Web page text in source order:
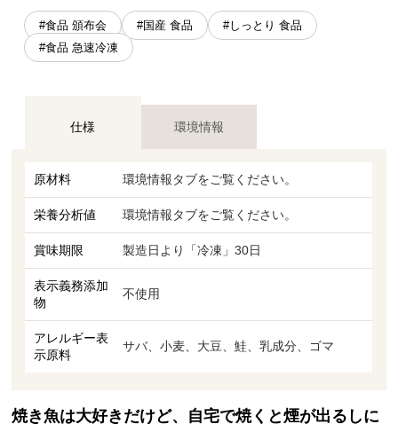
#食品 頒布会 #国産 食品
#しっとり 食品
#食品 急速冷凍
仕様 環境情報
原材料 環境情報タブをご覧ください。
栄養分析値 環境情報タブをご覧ください。
賞味期限 製造日より「冷凍」30日
表示義務添加
物
不使用
アレルギー表
示原料
サバ、小麦、大豆、鮭、乳成分、ゴマ
焼き魚は大好きだけど、自宅で焼くと煙が出るしに